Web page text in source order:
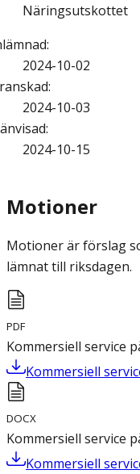
Näringsutskottet
:
2024-10-02
:
2024-10-03
:
2024-10-15
Motioner
Motioner är förslag
lämnat till riksdagen.
PDF
Kommersiell service
Kommersiell
DOCX
Kommersiell service
Kommersiell